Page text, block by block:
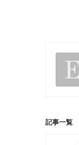
記事一覧